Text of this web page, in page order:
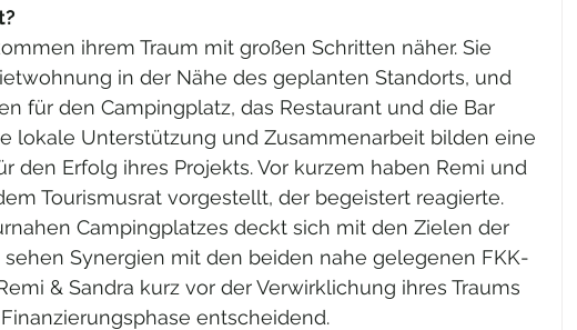
ihrem Traum mit großen Schritten näher. Sie
in der Nähe des geplanten Standorts, und
für den Campingplatz, das Restaurant und die Bar
lokale Unterstützung und Zusammenarbeit bilden eine
den Erfolg ihres Projekts. Vor kurzem haben Remi und
Tourismusrat vorgestellt, der begeistert reagierte.
Campingplatzes deckt sich mit den Zielen der
Synergien mit den beiden nahe gelegenen FKK-
& Sandra kurz vor der Verwirklichung ihres Traums
entscheidend.